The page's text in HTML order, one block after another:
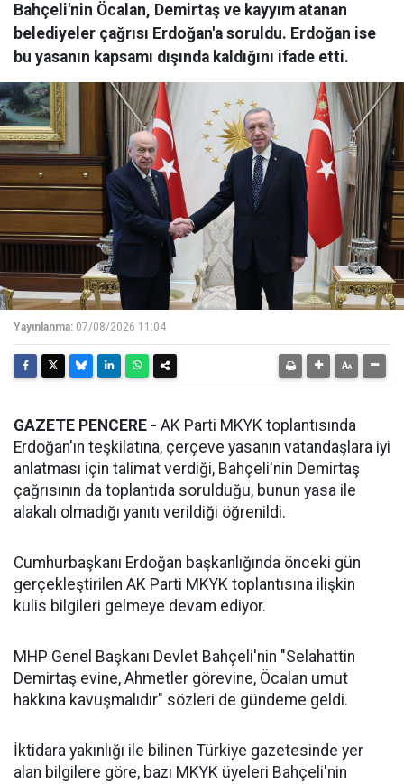
Bahçeli'nin Öcalan, Demirtaş ve kayyım atanan
belediyeler çağrısı Erdoğan'a soruldu. Erdoğan ise
bu yasanın kapsamı dışında kaldığını ifade etti.
Yayınlanma: 07/08/2026 11:04
GAZETE PENCERE - AK Parti MKYK toplantısında
Erdoğan'ın teşkilatına, çerçeve yasanın vatandaşlara iyi
anlatması için talimat verdiği, Bahçeli'nin Demirtaş
çağrısının da toplantıda sorulduğu, bunun yasa ile
alakalı olmadığı yanıtı verildiği öğrenildi.
Cumhurbaşkanı Erdoğan başkanlığında önceki gün
gerçekleştirilen AK Parti MKYK toplantısına ilişkin
kulis bilgileri gelmeye devam ediyor.
MHP Genel Başkanı Devlet Bahçeli'nin "Selahattin
Demirtaş evine, Ahmetler görevine, Öcalan umut
hakkına kavuşmalıdır" sözleri de gündeme geldi.
İktidara yakınlığı ile bilinen Türkiye gazetesinde yer
alan bilgilere göre, bazı MKYK üyeleri Bahçeli'nin